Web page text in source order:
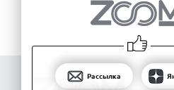
Рассылка